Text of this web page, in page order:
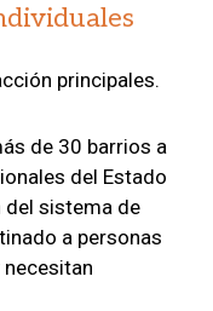
principales.
de 30 barrios a
del Estado
del sistema de
a personas